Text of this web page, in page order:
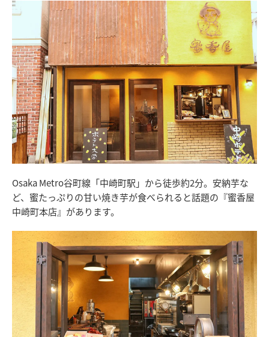
Osaka Metro谷町線「中崎町駅」から徒歩約2分。安納芋な
ど、蜜たっぷりの甘い焼き芋が食べられると話題の『蜜香屋
中崎町本店』があります。